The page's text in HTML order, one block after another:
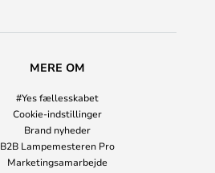
MERE OM
#Yes fællesskabet
Cookie-indstillinger
Brand nyheder
B2B Lampemesteren Pro
Marketingsamarbejde